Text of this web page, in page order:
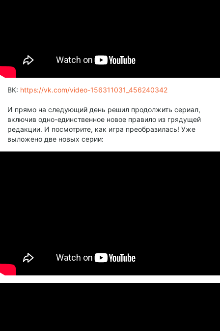
ВК: https://vk.com/video-156311031_456240342
И прямо на следующий день решил продолжить сериал,
включив одно-единственное новое правило из грядущей
редакции. И посмотрите, как игра преобразилась! Уже
выложено две новых серии: